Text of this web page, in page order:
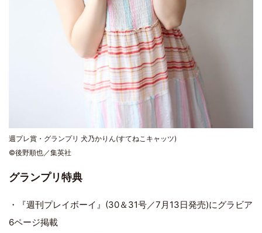
週プレ賞・グランプリ 犬乃かりん(すてねこキャッツ)
©後野順也／集英社
グランプリ特典
・『週刊プレイボーイ』(30＆31号／7月13日発売)にグラビア
6ページ掲載